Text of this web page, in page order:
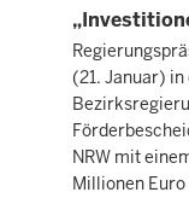
(21. Januar)
NRW mit
Millionen